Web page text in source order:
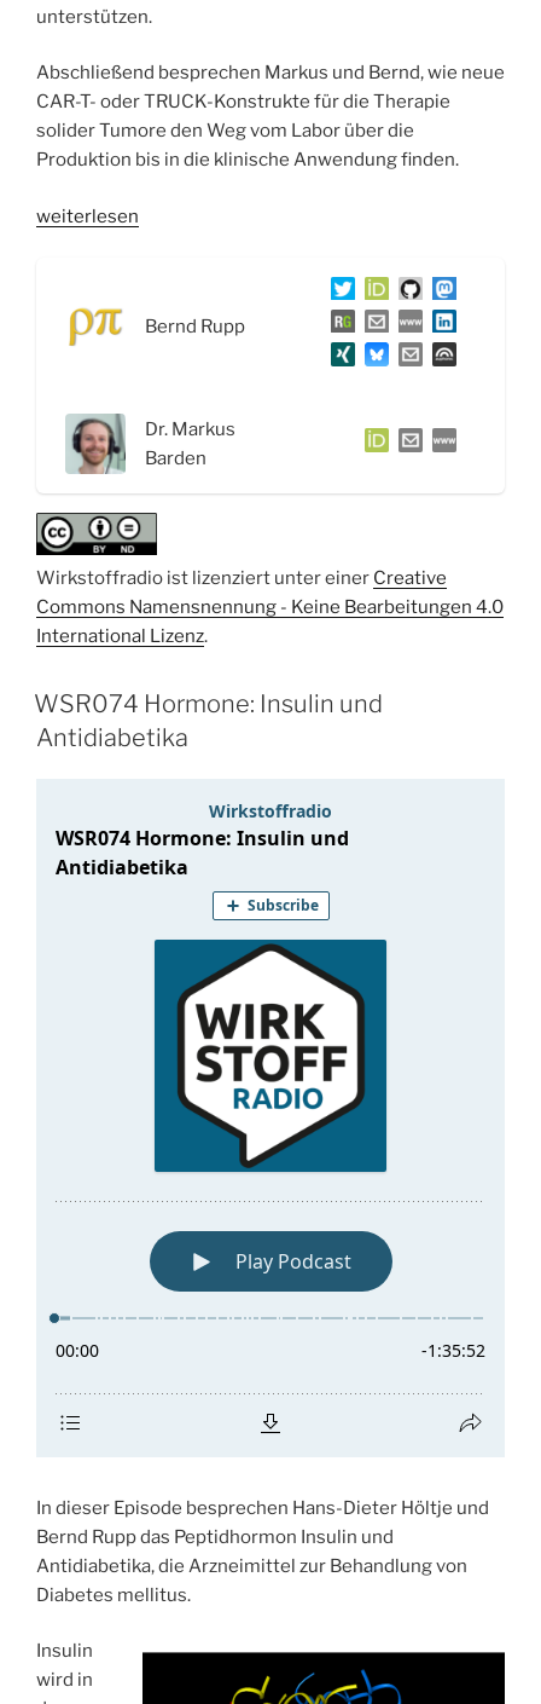
unterstützen.
Abschließend besprechen Markus und Bernd, wie neue
CAR-T- oder TRUCK-Konstrukte für die Therapie
solider Tumore den Weg vom Labor über die
Produktion bis in die klinische Anwendung finden.
„WSR091
Targeting
Todeskuss
Serienkiller
Interview
Markus
Barden“
weiterlesen
Bernd Rupp
Dr. Markus
Barden
Wirkstoffradio ist lizenziert unter einer Creative
Commons Namensnennung - Keine Bearbeitungen 4.0
International Lizenz.
WSR074 Hormone: Insulin und
Antidiabetika
In dieser Episode besprechen Hans-Dieter Höltje und
Bernd Rupp das Peptidhormon Insulin und
Antidiabetika, die Arzneimittel zur Behandlung von
Diabetes mellitus.
Insulin
wird in